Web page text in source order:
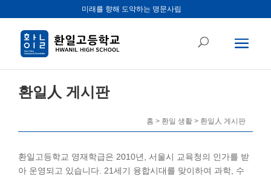
미래를 향해 도약하는 명문사립
환일人 게시판
홈 > 환일 생활 > 환일人 게시판
환일고등학교 영재학급은 2010년, 서울시 교육청의 인가를 받
아 운영되고 있습니다. 21세기 융합시대를 맞이하여 과학, 수